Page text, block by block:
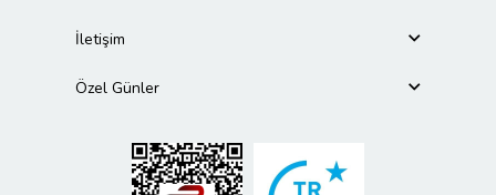
İletişim
Özel Günler